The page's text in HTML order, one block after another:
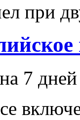
при
7 дней